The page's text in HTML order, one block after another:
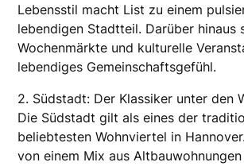
Lebensstil macht List zu einem
lebendigen Stadtteil. Darüber hinaus
Wochenmärkte und kulturelle
lebendiges Gemeinschaftsgefühl.
2. Südstadt: Der Klassiker unter den
Die Südstadt gilt als eines der
beliebtesten Wohnviertel in
von einem Mix aus